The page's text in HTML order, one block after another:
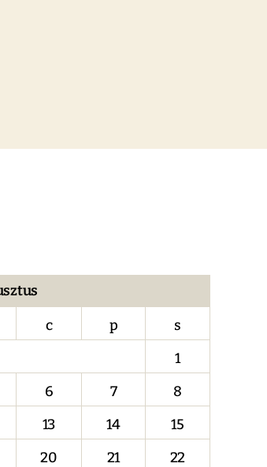
c p
s
1
6 7
8
13 14
15
20 21
22